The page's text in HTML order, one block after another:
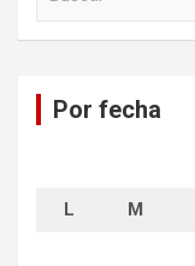
Por fecha
L M